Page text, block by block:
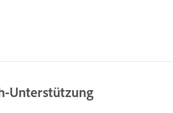
Unterstützung